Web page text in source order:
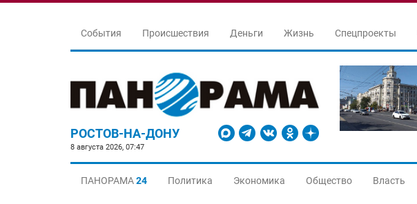
События Происшествия Деньги Жизнь Спецпроекты
РОСТОВ-НА-ДОНУ
8 августа 2026, 07:47
ПАНОРАМА24 Политика Экономика Общество Власть